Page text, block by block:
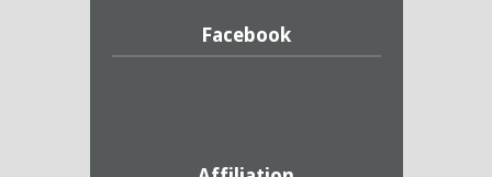
Facebook